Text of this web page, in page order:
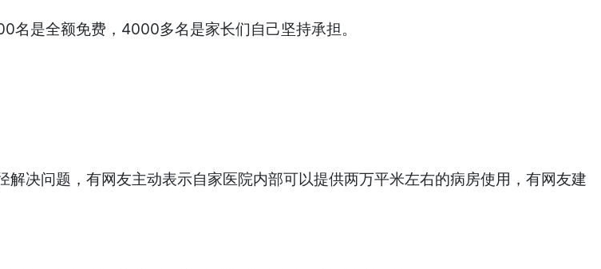
是全额免费，4000多名是家长们自己坚持承担。
决问题，有网友主动表示自家医院内部可以提供两万平米左右的病房使用，有网友建